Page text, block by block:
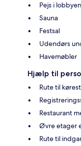
Pejs i lobbyen
Sauna
Festsal
Udendørs
Havemøbler
Hjælp til
Rute til
Restaurant
Øvre etager
Rute til